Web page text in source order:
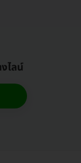
ไลน์